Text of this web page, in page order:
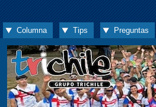
Columna Tips Preguntas